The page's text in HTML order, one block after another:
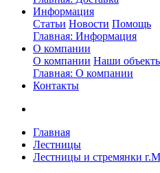
Информация
Статьи Новости Помощь
Главная: Информация
О компании
О компании Наши
Главная: О компании
Контакты
Главная
Лестницы
Лестницы и стремянки